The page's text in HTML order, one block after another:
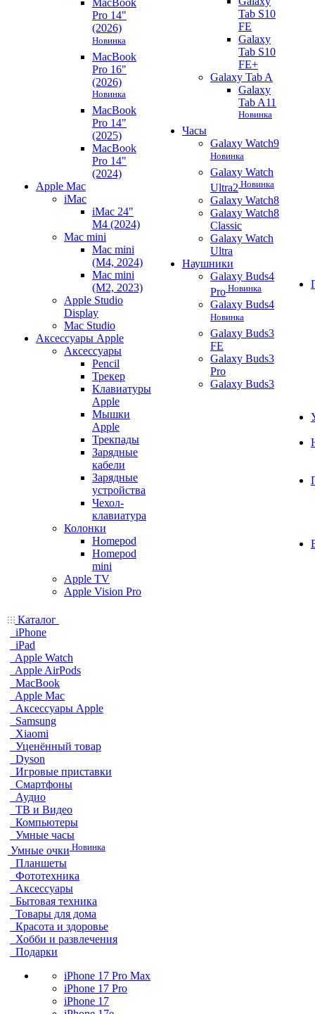
MacBook
Pro 14"
(2026)
Новинка
MacBook
Pro 16"
(2026)
Новинка
MacBook
Pro 14"
(2025)
MacBook
Pro 14"
(2024)
Apple Mac
iMac
iMac 24"
M4 (2024)
Mac mini
Mac mini
(M4, 2024)
Mac mini
(M2, 2023)
Apple Studio
Display
Mac Studio
Аксессуары Apple
Аксессуары
Pencil
Трекер
Клавиатуры
Apple
Мышки
Apple
Трекпады
Зарядные
кабели
Зарядные
устройства
Чехол-
клавиатура
Колонки
Homepod
Homepod
mini
Apple TV
Apple Vision Pro
Tab S10
FE
Galaxy
Tab S10
FE+
Galaxy Tab A
Galaxy
Tab A11
Новинка
Часы
Galaxy Watch9
Новинка
Galaxy Watch
Ultra2 Новинка
Galaxy Watch8
Galaxy Watch8
Classic
Galaxy Watch
Ultra
Наушники
Galaxy Buds4
Pro Новинка
Galaxy Buds4
Новинка
Galaxy Buds3
FE
Galaxy Buds3
Pro
Galaxy Buds3
Каталог
iPhone
iPad
Apple Watch
Apple AirPods
MacBook
Apple Mac
Аксессуары Apple
Samsung
Xiaomi
Уценённый товар
Dyson
Игровые приставки
Смартфоны
Аудио
ТВ и Видео
Компьютеры
Умные часы
Умные очки Новинка
Планшеты
Фототехника
Аксессуары
Бытовая техника
Товары для дома
Красота и здоровье
Хобби и развлечения
Подарки
iPhone 17 Pro Max
iPhone 17 Pro
iPhone 17